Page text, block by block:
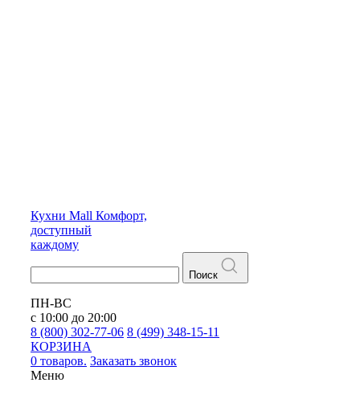
Кухни Mall Комфорт,
доступный
каждому
Поиск
ПН-ВС
с 10:00 до 20:00
8 (800) 302-77-06 8 (499) 348-15-11
КОРЗИНА
0 товаров. Заказать звонок
Меню